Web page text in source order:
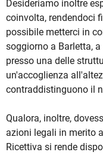
Desideriamo inoltre
coinvolta, rendendoci
possibile metterci in
soggiorno a Barletta,
presso una delle
un'accoglienza
contraddistinguono il
Qualora, inoltre,
azioni legali in merito
Ricettiva si rende